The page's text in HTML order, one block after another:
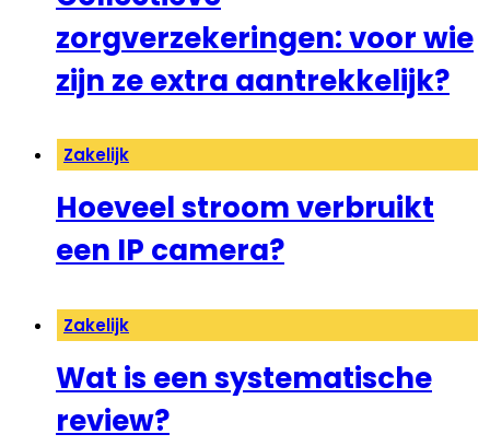
zorgverzekeringen: voor wie
zijn ze extra aantrekkelijk?
Zakelijk
Hoeveel stroom verbruikt
een IP camera?
Zakelijk
Wat is een systematische
review?